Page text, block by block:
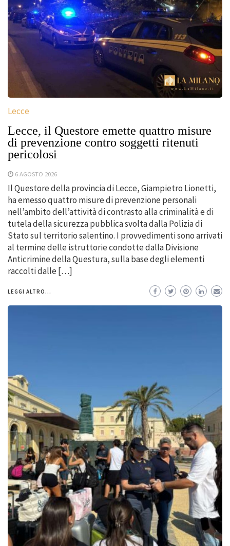
Lecce
Lecce, il Questore emette quattro misure
di prevenzione contro soggetti ritenuti
pericolosi
6 AGOSTO 2026
Il Questore della provincia di Lecce, Giampietro Lionetti,
ha emesso quattro misure di prevenzione personali
nell’ambito dell’attività di contrasto alla criminalità e di
tutela della sicurezza pubblica svolta dalla Polizia di
Stato sul territorio salentino. I provvedimenti sono arrivati
al termine delle istruttorie condotte dalla Divisione
Anticrimine della Questura, sulla base degli elementi
raccolti dalle […]
LEGGI ALTRO...